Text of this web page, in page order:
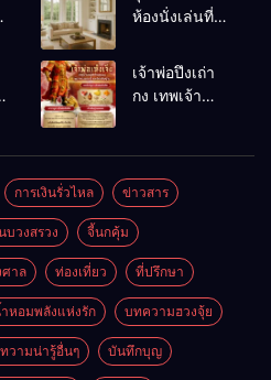
ห้องนั่งเล่นที่
พลังชีวิต
เจ้าพ่อปึงเถ่า
กง เทพเจ้า
การเงินรั่วไหล ข่าวสาร
บวงสรวง จี้นกคุ้ม
ศาล ท่องเที่ยว ที่ปรึกษา
หอมพลังแห่งรัก บทความฮวงจุ้ย
วามน่ารู้อื่นๆ บันทึกบุญ